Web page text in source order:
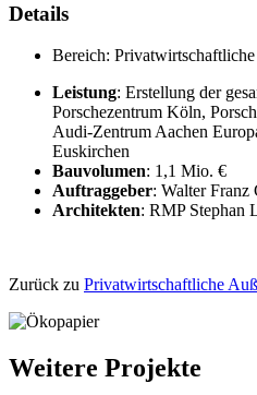
Details
Bereich:
Leistung: Erstellung der
Porschezentrum Köln,
Audi-Zentrum Aachen
Euskirchen
Bauvolumen: 1,1 Mio. €
Auftraggeber: Walter
Architekten: RMP Stephan
Zurück zu Privatwirtschaftliche
Weitere Projekte